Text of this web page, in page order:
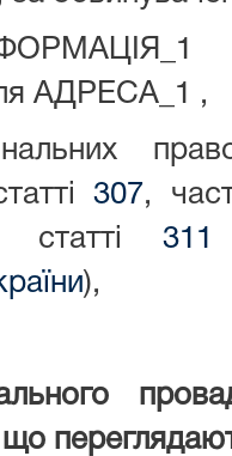
,
АДРЕСА_1 ,
307,
статті311
),
що